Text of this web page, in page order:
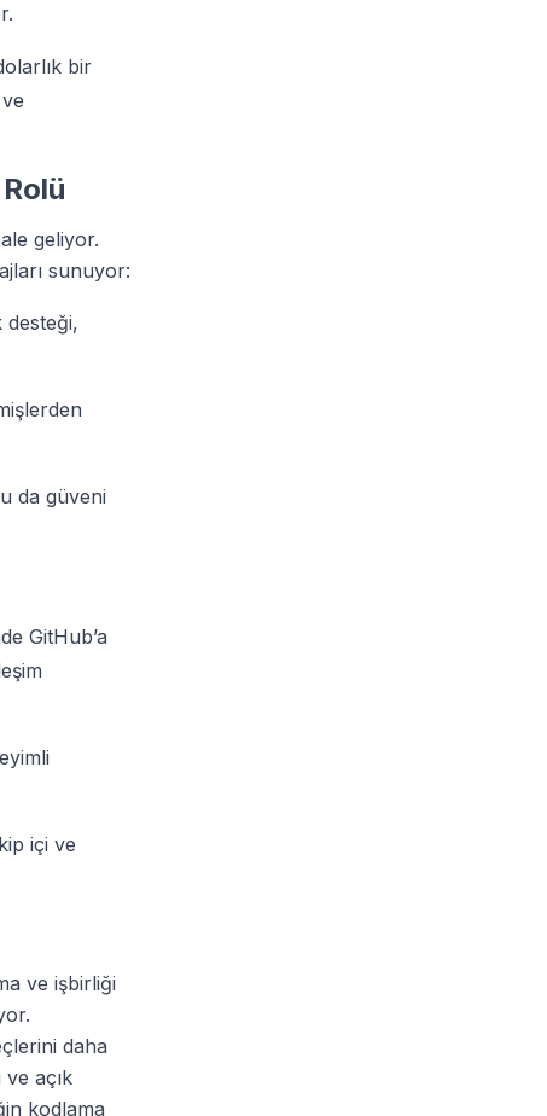
bir
geliyor.
sunuyor:
desteği,
da güveni
GitHub’a
içi ve
ve işbirliği
daha
açık
kodlama